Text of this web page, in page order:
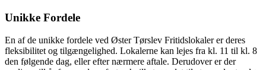
Unikke Fordele
En af de unikke fordele ved Øster Tørslev Fritidslokaler er deres
fleksibilitet og tilgængelighed. Lokalerne kan lejes fra kl. 11 til kl. 8
den følgende dag, eller efter nærmere aftale. Derudover er der